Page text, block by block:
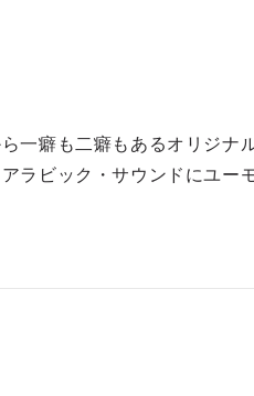
一癖も二癖もあるオリジナ
ラビック・サウンドにユー